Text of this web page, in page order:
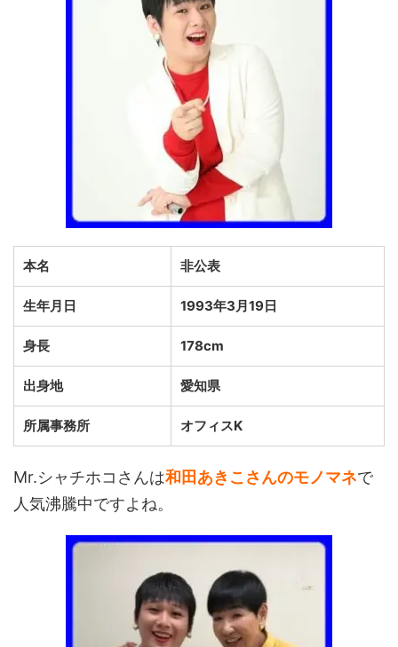
本名 非公表
生年月日 1993年3月19日
身長 178cm
出身地 愛知県
所属事務所 オフィスK
Mr.シャチホコさんは和田あきこさんのモノマネで
人気沸騰中ですよね。